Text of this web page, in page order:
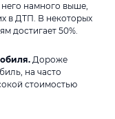
намного выше,
в ДТП. В некоторых
достигает 50%.
Дороже
на часто
стоимостью